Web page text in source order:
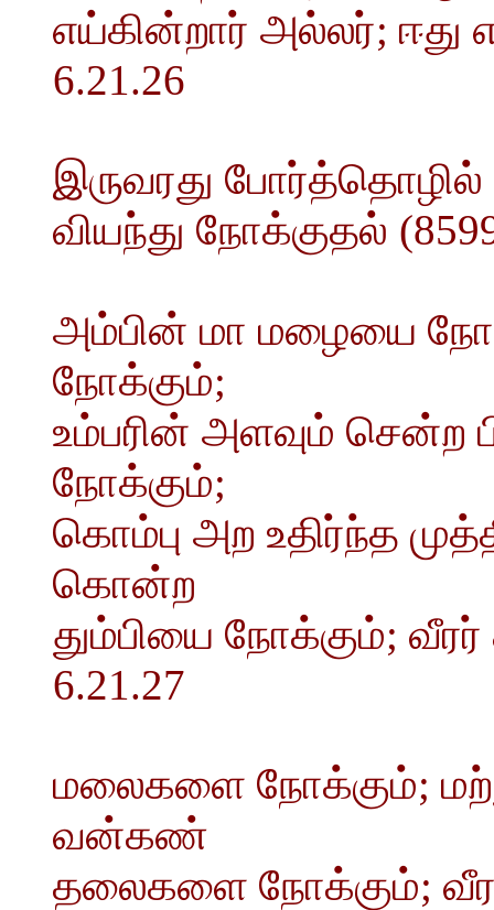
எய்கின்றார் அல்லர்;
6.21.26
இருவரது
வியந்து நோக்குதல்
அம்பின் மா மழையை
நோக்கும்;
உம்பரின் அளவும் சென்ற
நோக்கும்;
கொம்பு அற உதிர்ந்த
கொன்ற
தும்பியை நோக்கும்;
6.21.27
மலைகளை நோக்கும்;
வன்கண்
தலைகளை நோக்கும்;